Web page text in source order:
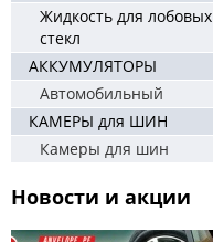
Жидкость для лобовых
стекл
АККУМУЛЯТОРЫ
Автомобильный
КАМЕРЫ для ШИН
Камеры для шин
Новости и акции